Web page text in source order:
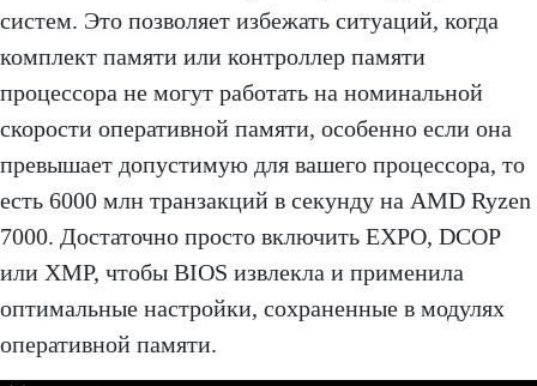
систем. Это позволяет избежать ситуаций, когда
комплект памяти или контроллер памяти
процессора не могут работать на номинальной
скорости оперативной памяти, особенно если она
превышает допустимую для вашего процессора, то
есть 6000 млн транзакций в секунду на AMD Ryzen
7000. Достаточно просто включить EXPO, DCOP
или XMP, чтобы BIOS извлекла и применила
оптимальные настройки, сохраненные в модулях
оперативной памяти.